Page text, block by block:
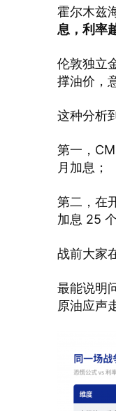
霍尔木兹
息，利率
伦敦独立
撑油价，
这种分析
第一，
月加息；
第二，在
加息 25
战前大家
最能说明
原油应声